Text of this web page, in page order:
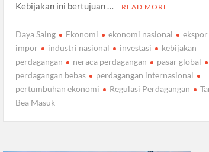
Kebijakan ini bertujuan …
READ MORE
Daya Saing Ekonomi ekonomi nasional
ekspor
impor
industri nasional investasi
kebijakan
perdagangan
neraca perdagangan
pasar global
perdagangan bebas
perdagangan internasional
pertumbuhan ekonomi
Regulasi Perdagangan
Bea Masuk